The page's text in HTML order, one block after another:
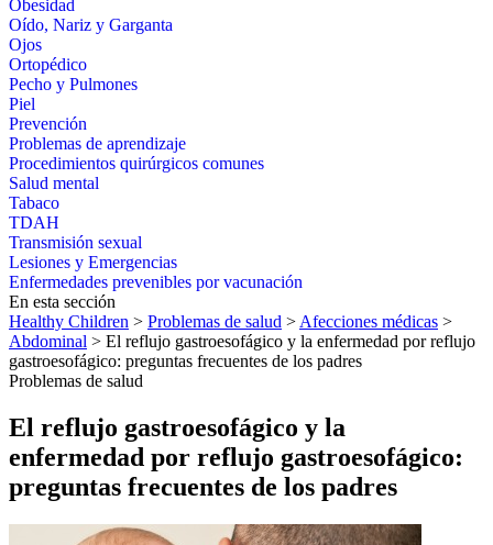
Obesidad
Oído, Nariz y Garganta
Ojos
Ortopédico
Pecho y Pulmones
Piel
Prevención
Problemas de aprendizaje
Procedimientos quirúrgicos comunes
Salud mental
Tabaco
TDAH
Transmisión sexual
Lesiones y Emergencias
Enfermedades prevenibles por vacunación
En esta sección
Healthy Children > Problemas de salud > Afecciones médicas >
Abdominal > El reflujo gastroesofágico y la enfermedad por reflujo
gastroesofágico: preguntas frecuentes de los padres
Problemas de salud
El reflujo gastroesofágico y la
enfermedad por reflujo gastroesofágico:
preguntas frecuentes de los padres